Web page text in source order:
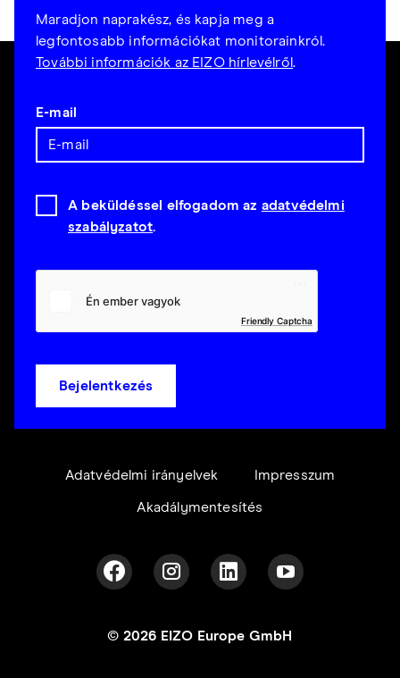
Maradjon naprakész, és kapja meg a
legfontosabb információkat monitorainkról.
További információk az EIZO hírlevélről.
E-mail
A beküldéssel elfogadom az adatvédelmi
szabályzatot.
Friendly Captcha
Bejelentkezés
Adatvédelmi irányelvek Impresszum
Akadálymentesítés
© 2026 EIZO Europe GmbH